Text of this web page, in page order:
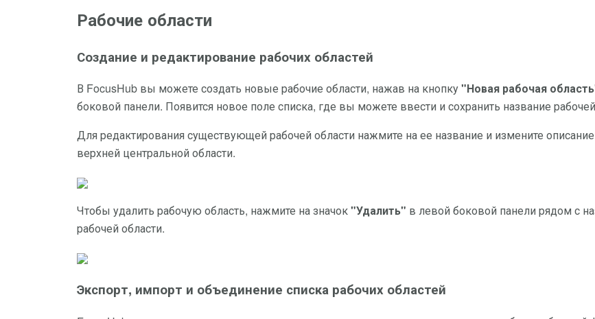
Рабочие области
Создание и редактирование рабочих областей
В FocusHub вы можете создать новые рабочие области, нажав на кнопку"Новая рабочая
боковой панели. Появится новое поле списка, где вы можете ввести и сохранить название
Для редактирования существующей рабочей области нажмите на ее название и измените
верхней центральной области.
Чтобы удалить рабочую область, нажмите на значок"Удалить" в левой боковой панели рядом с
рабочей области.
Экспорт, импорт и объединение списка рабочих областей